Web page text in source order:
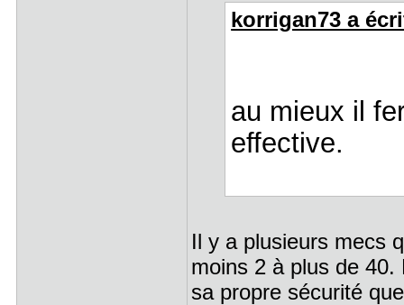
korrigan73 a
au mieux il
effective.
Il y a plusieurs mecs
moins 2 à plus de
sa propre sécurité